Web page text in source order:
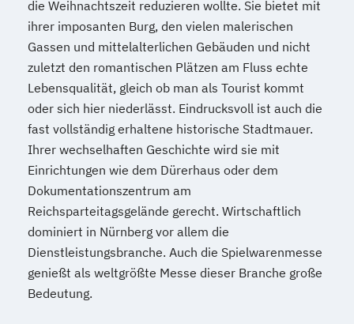
die Weihnachtszeit reduzieren wollte. Sie bietet mit
ihrer imposanten Burg, den vielen malerischen
Gassen und mittelalterlichen Gebäuden und nicht
zuletzt den romantischen Plätzen am Fluss echte
Lebensqualität, gleich ob man als Tourist kommt
oder sich hier niederlässt. Eindrucksvoll ist auch die
fast vollständig erhaltene historische Stadtmauer.
Ihrer wechselhaften Geschichte wird sie mit
Einrichtungen wie dem Dürerhaus oder dem
Dokumentationszentrum am
Reichsparteitagsgelände gerecht. Wirtschaftlich
dominiert in Nürnberg vor allem die
Dienstleistungsbranche. Auch die Spielwarenmesse
genießt als weltgrößte Messe dieser Branche große
Bedeutung.